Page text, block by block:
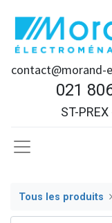
contact@morand-
021
ST-
Tous les produits